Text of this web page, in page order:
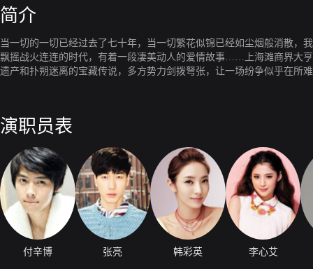
简介
当一切的一切已经过去了七十年，当一切繁花似锦已经如尘烟般消散，
飘摇战火连连的时代，有着一段凄美动人的爱情故事……上海滩商界大
遗产和扑朔迷离的宝藏传说，多方势力剑拨弩张，让一场纷争似乎在
演职员表
付辛博 张亮 韩彩英 李心艾